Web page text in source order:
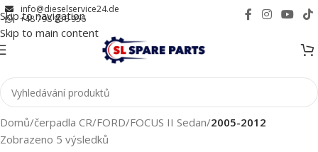
Skip to navigation
Skip to main content
info@dieselservice24.de
+48 798 956 956
Domů/čerpadla CR/FORD/FOCUS II Sedan/2005-2012
Zobrazeno 5 výsledků